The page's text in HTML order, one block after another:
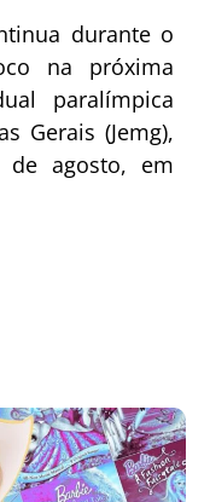
durante o
na próxima
paralímpica
Gerais (Jemg),
agosto, em